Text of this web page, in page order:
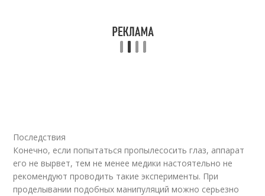
Последствия
Конечно, если попытаться пропылесосить глаз, аппарат
его не вырвет, тем не менее медики настоятельно не
рекомендуют проводить такие эксперименты. При
проделывании подобных манипуляций можно серьезно